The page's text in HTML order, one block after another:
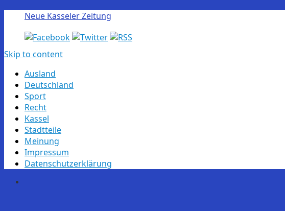
Neue Kasseler Zeitung
Skip to content
Ausland
Deutschland
Sport
Recht
Kassel
Stadtteile
Meinung
Impressum
Datenschutzerklärung